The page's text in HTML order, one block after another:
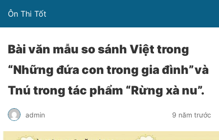
Ôn Thi Tốt
Bài văn mẫu so sánh Việt trong
“Những đứa con trong gia đình”và
Tnú trong tác phẩm “Rừng xà nu”.
admin 9 năm trước